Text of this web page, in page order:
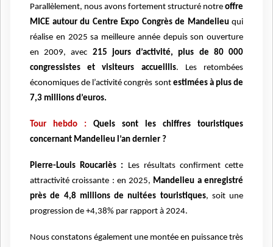
Parallèlement, nous avons fortement structuré notre offre
MICE autour du Centre Expo Congrès de Mandelieuqui
réalise en 2025 sa meilleure année depuis son ouverture
en 2009, avec 215 jours d’activité, plus de 80 000
congressistes et visiteurs accueillis. Les retombées
économiques de l’activité congrès sont estimées à plus de
7,3 millions d’euros.
Tour hebdo : Quels sont les chiffres touristiques
concernant Mandelieu l’an dernier ?
Pierre-Louis Roucariès :
Les résultats confirment cette
attractivité croissante : en 2025, Mandelieu a enregistré
près de 4,8 millions de nuitées touristiques, soit une
progression de +4,38% par rapport à 2024.
Nous constatons également une montée en puissance très